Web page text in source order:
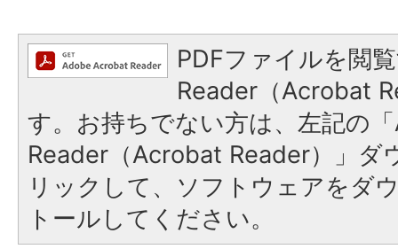
PDFファイルを閲
Reader（Acrobat
す。お持ちでない方は、左記の
Reader（Acrobat Reader）」ダ
リックして、ソフトウェアをダ
トールしてください。